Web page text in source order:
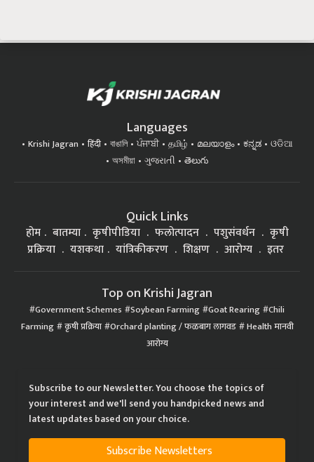
Languages
Krishi Jagran हिंदी বাঙালি ਪੰਜਾਬੀ தமிழ் മലയാളം ಕನ್ನಡ
ଓଡିଆ
অসমীয়া
ગુજરાતી తెలుగు
Quick Links
होम बातम्या कृषीपीडिया फलोत्पादन पशुसंवर्धन
कृषी
प्रक्रिया
यशकथा यांत्रिकीकरण शिक्षण आरोग्य इतर
Top on Krishi Jagran
Government Schemes Soybean Farming Goat Rearing Chili
Farming कृषी प्रक्रिया Orchard planting / फळबाग लागवड Health मानवी
आरोग्य
Subscribe to our Newsletter. You choose the topics of
your interest and we'll send you handpicked news and
latest updates based on your choice.
Subscribe Newsletters